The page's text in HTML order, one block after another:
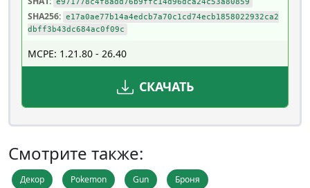
SHA256: e17a0ae77b14a4edcb7a70c1cd74ecb1858022932ca2
dbff3b43dc684ac0f09c
MCPE: 1.21.80 - 26.40
СКАЧАТЬ
Смотрите также:
Декор Pokemon Gun Броня